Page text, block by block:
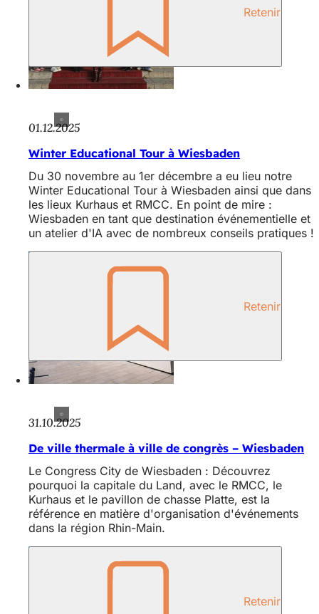
Retenir
01.12.2025
Winter Educational Tour à Wiesbaden
Du 30 novembre au 1er décembre a eu lieu notre
Winter Educational Tour à Wiesbaden ainsi que dans
les lieux Kurhaus et RMCC. En point de mire :
Wiesbaden en tant que destination événementielle et
un atelier d'IA avec de nombreux conseils pratiques !
Retenir
31.10.2025
De ville thermale à ville de congrès – Wiesbaden
Le Congress City de Wiesbaden : Découvrez
pourquoi la capitale du Land, avec le RMCC, le
Kurhaus et le pavillon de chasse Platte, est la
référence en matière d'organisation d'événements
dans la région Rhin-Main.
Retenir